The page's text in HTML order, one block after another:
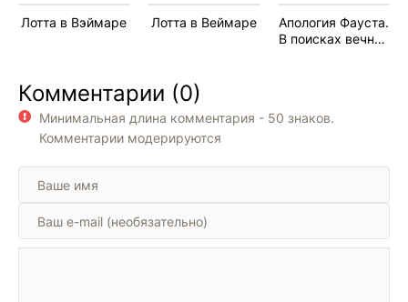
Лотта в Вэймаре Лотта в Веймаре
Апология Фауста.
В поисках вечной
Комментарии (0)
Минимальная длина комментария - 50 знаков.
Комментарии модерируются